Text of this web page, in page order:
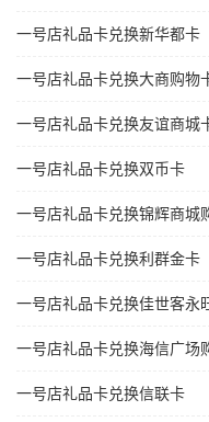
一号店礼品卡兑换新华都卡
一号店礼品卡兑换大商购物
一号店礼品卡兑换友谊商城
一号店礼品卡兑换双币卡
一号店礼品卡兑换锦辉商城
一号店礼品卡兑换利群金卡
一号店礼品卡兑换佳世客永
一号店礼品卡兑换海信广场
一号店礼品卡兑换信联卡